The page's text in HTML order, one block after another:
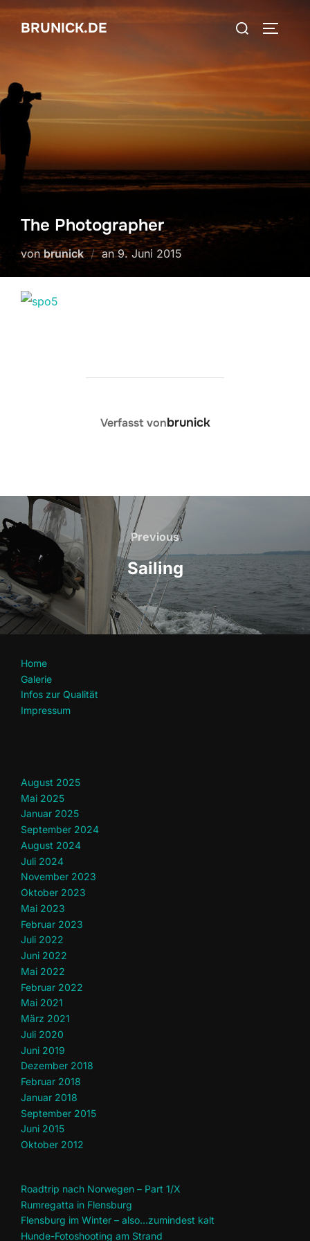
Zum
Inhalt
springen
BRUNICK.DE
Suchen
The Photographer
vonbrunick anVeröffentlicht
9. Juni 2015
BEITRAGSAUTOR
Verfasst vonbrunick
Beitragsnavigation
Previous
Previous
Sailing
Home
Galerie
Infos zur Qualität
Impressum
August 2025
Mai 2025
Januar 2025
September 2024
August 2024
Juli 2024
November 2023
Oktober 2023
Mai 2023
Februar 2023
Juli 2022
Juni 2022
Mai 2022
Februar 2022
Mai 2021
März 2021
Juli 2020
Juni 2019
Dezember 2018
Februar 2018
Januar 2018
September 2015
Juni 2015
Oktober 2012
Roadtrip nach Norwegen – Part 1/X
Rumregatta in Flensburg
Flensburg im Winter – also…zumindest kalt
Hunde-Fotoshooting am Strand